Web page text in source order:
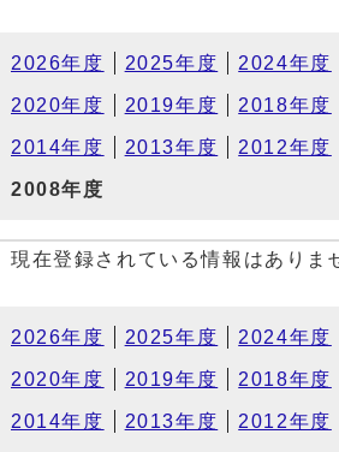
2026年度 2025年度 2024年度
2020年度 2019年度 2018年度
2014年度 2013年度 2012年度
2008年度
現在登録されている情報はありま
2026年度 2025年度 2024年度
2020年度 2019年度 2018年度
2014年度 2013年度 2012年度